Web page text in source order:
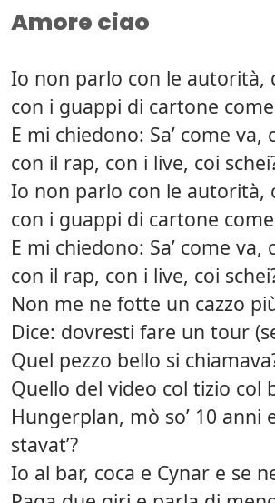
Amore ciao
Io non parlo con le autorità,
con i guappi di cartone
E mi chiedono: Sa’ come va,
con il rap, con i live, coi
Io non parlo con le autorità,
con i guappi di cartone
E mi chiedono: Sa’ come va,
con il rap, con i live, coi
Non me ne fotte un cazzo
Dice: dovresti fare un tour
Quel pezzo bello si
Quello del video col tizio col
Hungerplan, mò so’ 10 anni
stavat’?
Io al bar, coca e Cynar e se